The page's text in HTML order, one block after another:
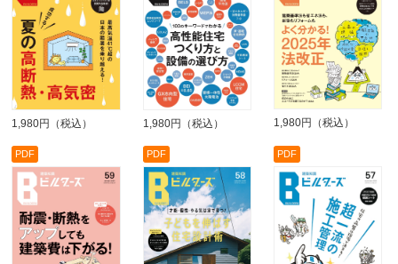
1,980円（税込） 1,980円（税込） 1,980円（税込）
PDF PDF PDF